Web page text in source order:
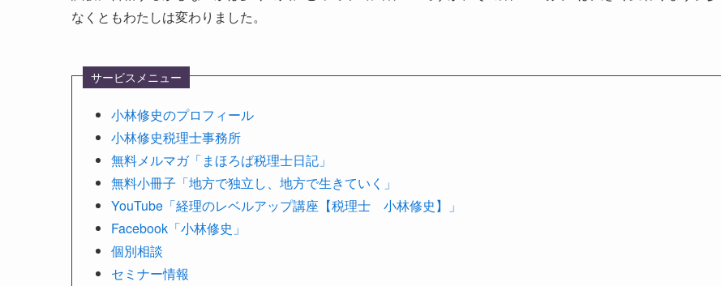
なくともわたしは変わりました。
サービスメニュー
小林修史のプロフィール
小林修史税理士事務所
無料メルマガ「まほろば税理士日記」
無料小冊子「地方で独立し、地方で生きていく」
YouTube「経理のレベルアップ講座【税理士 小林修史】」
Facebook「小林修史」
個別相談
セミナー情報